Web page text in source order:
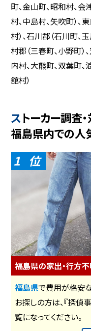
町、金山町、昭和村、会
村、中島村、矢吹町）、
村）、石川郡（石川町、
村郡（三春町、小野町）
内村、大熊町、双葉町、
舘村）
ストーカー調
福島県内での人
1
福島県の家出・行方
福島県で費用が格安
お探しの方は、『探偵
覧になってください。